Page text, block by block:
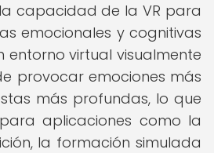
capacidad de la VR para
emocionales y cognitivas
entorno virtual visualmente
provocar emociones más
más profundas, lo que
aplicaciones como la
la formación simulada